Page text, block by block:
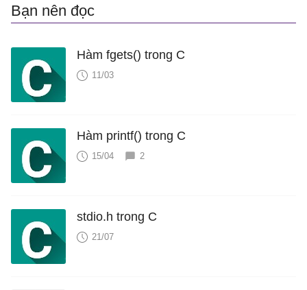
Bạn nên đọc
Hàm fgets() trong C
11/03
Hàm printf() trong C
15/04 2
stdio.h trong C
21/07